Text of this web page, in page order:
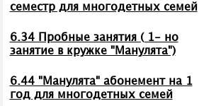
семестр для многодетных семей
6.34 Пробные занятия ( 1- но
занятие в кружке "Манулята")
6.44 "Манулята" абонемент на 1
год для многодетных семей